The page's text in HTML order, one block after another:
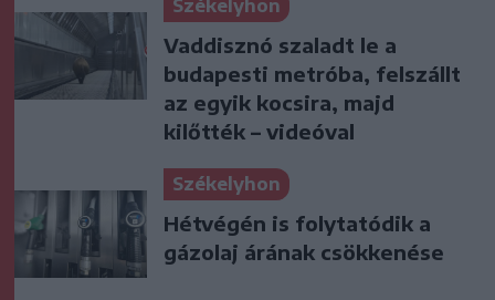
Székelyhon
Vaddisznó szaladt le a
budapesti metróba, felszállt
az egyik kocsira, majd
kilőtték – videóval
Székelyhon
Hétvégén is folytatódik a
gázolaj árának csökkenése